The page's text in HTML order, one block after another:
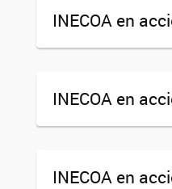
INECOA en
INECOA en
INECOA en